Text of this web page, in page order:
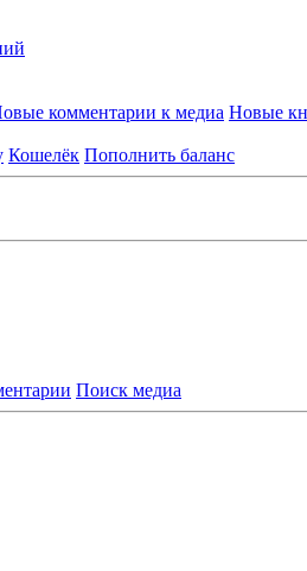
комментарии к медиа Новые
Кошелёк Пополнить баланс
Поиск медиа